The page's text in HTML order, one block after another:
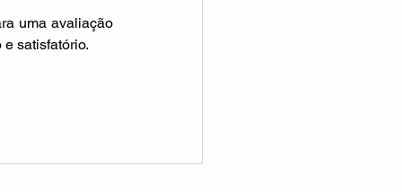
uma avaliação
satisfatório.